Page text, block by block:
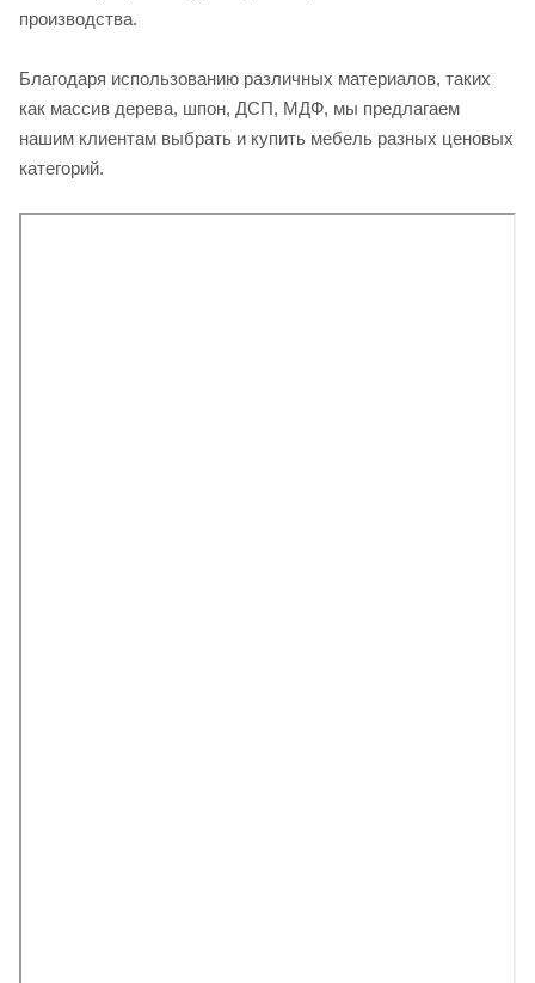
производства.
Благодаря использованию различных материалов, таких
как массив дерева, шпон, ДСП, МДФ, мы предлагаем
нашим клиентам выбрать и купить мебель разных ценовых
категорий.